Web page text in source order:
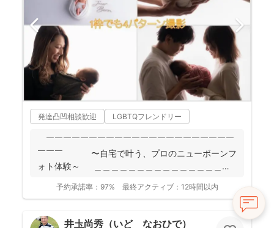
発達凸凹相談歓迎 LGBTQフレンドリー
￣￣￣￣￣￣￣￣￣￣￣￣￣￣￣￣￣￣￣￣￣￣
￣￣￣ 〜自宅で叶う、プロのニューボーンフ
ォト体験～ ＿＿＿＿＿＿＿＿＿＿＿＿＿＿＿＿
予約承諾率： 97% 最終アクティブ： 12時間以内
井圡尚秀（いど なおひで）